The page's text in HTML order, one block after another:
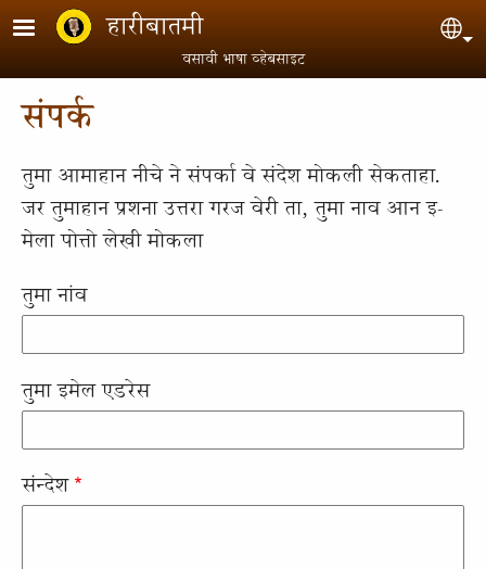
Skip to main content
हारीबातमी
वसावी भाषा व्हेबसाइट
संपर्क
तुमा आमाहान नीचे ने संपर्का वे संदेश मोकली सेकताहा.
जर तुमाहान प्रशना उत्तरा गरज वेरी ता, तुमा नाव आन इ-
मेला पोत्तो लेखी मोकला
तुमा नांव
तुमा इमेल एडरेस
संन्देश